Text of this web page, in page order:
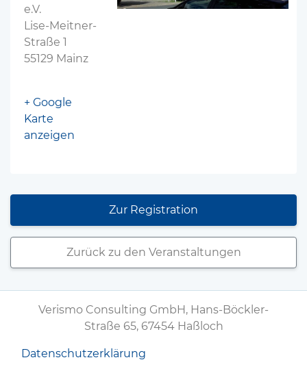
e.V.
Lise-Meitner-
Straße 1
55129 Mainz
+ Google
Karte
anzeigen
Zurück zu den Veranstaltungen
Zur Registration
Verismo Consulting GmbH, Hans-Böckler-
Straße 65, 67454 Haßloch
Datenschutzerklärung